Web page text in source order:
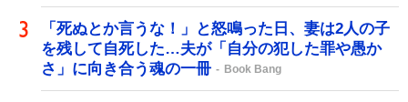
「死ぬとか言うな！」と怒鳴った日、妻は2人の子
を残して自死した…夫が「自分の犯した罪や愚か
さ」に向き合う魂の一冊
Book Bang